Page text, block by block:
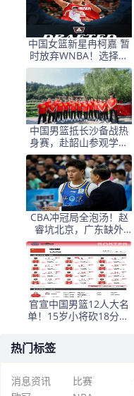
中国女篮新星冉柯嘉 暂
时放弃WNBA！选择加
盟NCAA 人间清醒实至
名归
中国男篮抵长沙备战热
身赛，赴韶山参观学习
传承革命精神
CBA冲冠局全泡汤！赵
睿坑北京，广东缺外
援，辽篮老将退到剩一
人
官宣中国男篮12人大名
单！15岁小将砍18分11
热门标签
消息资讯 比赛